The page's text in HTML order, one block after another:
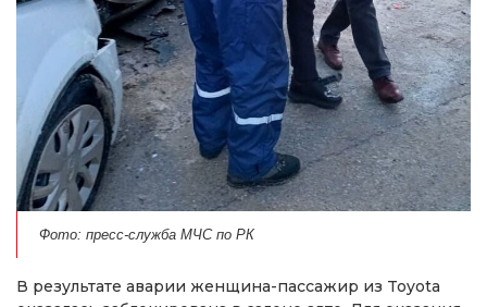
Фото: пресс-служба МЧС по РК
В результате аварии женщина-пассажир из Toyota